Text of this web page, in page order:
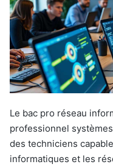
Le bac pro réseau
professionnel
des techniciens
informatiques et les